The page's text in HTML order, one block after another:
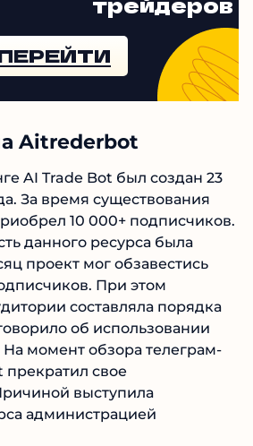
проверенных
трейдеров
Aitrederbot
AI Trade Bot был создан 23
За время существования
10 000+
данного
За месяц проект мог
новых подписчиков.
аудитории
1,5%, что в сумме говорило
ботами. На
канал AI Trade Bot
Причиной